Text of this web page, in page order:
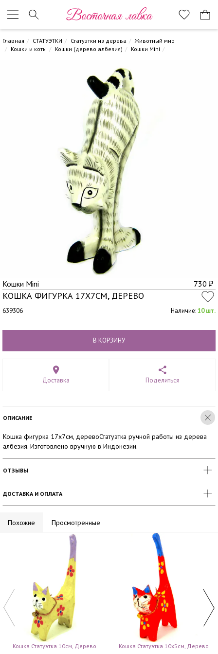
Восточная лавка
Главная СТАТУЭТКИ Статуэтки из дерева
Животный мир
Кошки и коты
Кошки (дерево албезия) Кошки Mini
Кошки Mini 730 ₽
КОШКА ФИГУРКА 17Х7СМ, ДЕРЕВО
639306 Наличие:10 шт.
В КОРЗИНУ
Доставка Поделиться
ОПИСАНИЕ
Кошка фигурка 17х7см, деревоСтатуэтка ручной работы из дерева
албезия. Изготовлено вручную в Индонезии.
ОТЗЫВЫ
ДОСТАВКА И ОПЛАТА
Похожие Просмотренные
Кошка Статуэтка 10см, Дерево Кошка Статуэтка 10х5см, Дерево